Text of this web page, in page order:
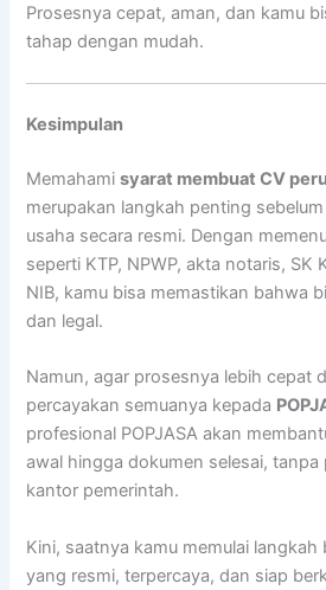
Prosesnya cepat, aman, dan kamu
tahap dengan mudah.
Kesimpulan
Memahamisyarat membuat CV
merupakan langkah penting
usaha secara resmi. Dengan
seperti KTP, NPWP, akta notaris, SK
NIB, kamu bisa memastikan bahwa
dan legal.
Namun, agar prosesnya lebih cepat
percayakan semuanya kepada
profesional POPJASA akan
awal hingga dokumen selesai, tanpa
kantor pemerintah.
Kini, saatnya kamu memulai langkah
yang resmi, terpercaya, dan siap